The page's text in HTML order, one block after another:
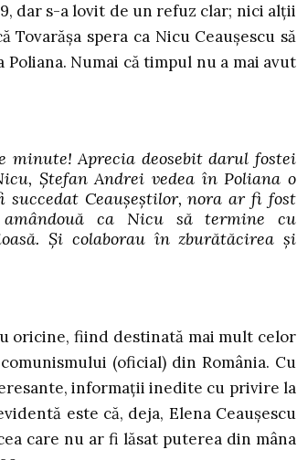
dar s-a lovit de un refuz clar; nici alții
spera ca Nicu Ceaușescu să
Numai că timpul nu a mai avut
minute! Aprecia deosebit darul fostei
Ștefan Andrei vedea în Poliana o
succedat Ceaușeștilor, nora ar fi fost
ca Nicu să termine cu
Și colaborau în zburătăcirea și
oricine, fiind destinată mai mult celor
(oficial) din România. Cu
informații inedite cu privire la
este că, deja, Elena Ceaușescu
care nu ar fi lăsat puterea din mâna